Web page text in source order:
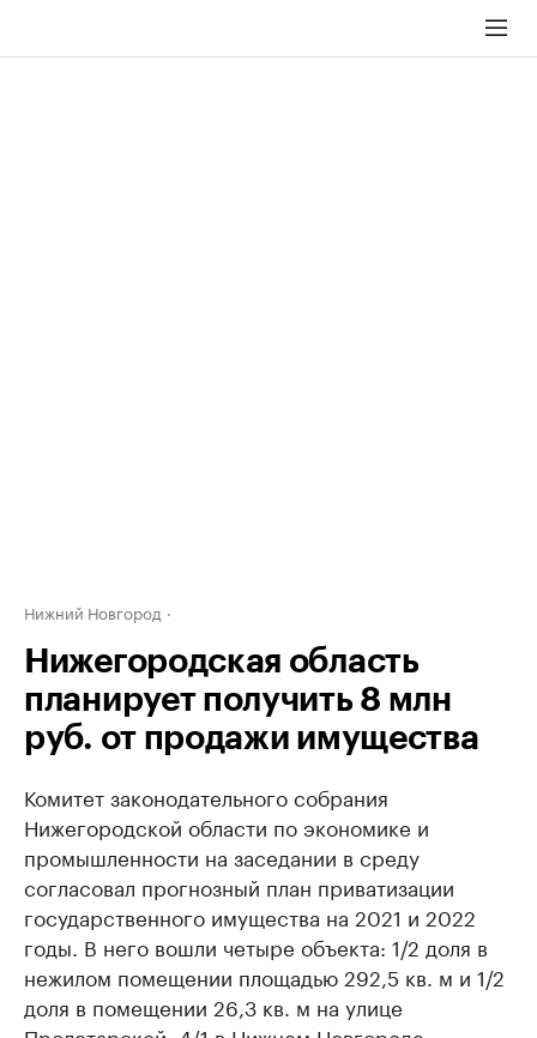
Нижний Новгород
Нижегородская область
планирует получить 8 млн
руб. от продажи имущества
Комитет законодательного собрания
Нижегородской области по экономике и
промышленности на заседании в среду
согласовал прогнозный план приватизации
государственного имущества на 2021 и 2022
годы. В него вошли четыре объекта: 1/2 доля в
нежилом помещении площадью 292,5 кв. м и 1/2
доля в помещении 26,3 кв. м на улице